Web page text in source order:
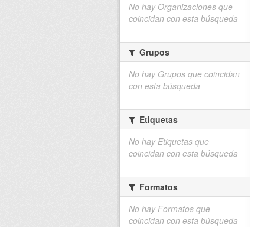
No hay Organizaciones que
coincidan con esta búsqueda
Grupos
No hay Grupos que coincidan
con esta búsqueda
Etiquetas
No hay Etiquetas que
coincidan con esta búsqueda
Formatos
No hay Formatos que
coincidan con esta búsqueda